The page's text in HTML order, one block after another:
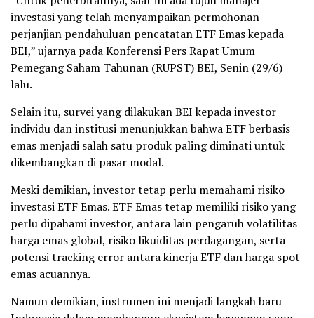
investasi yang telah menyampaikan permohonan
perjanjian pendahuluan pencatatan ETF Emas kepada
BEI,” ujarnya pada Konferensi Pers Rapat Umum
Pemegang Saham Tahunan (RUPST) BEI, Senin (29/6)
lalu.
Selain itu, survei yang dilakukan BEI kepada investor
individu dan institusi menunjukkan bahwa ETF berbasis
emas menjadi salah satu produk paling diminati untuk
dikembangkan di pasar modal.
Meski demikian, investor tetap perlu memahami risiko
investasi ETF Emas. ETF Emas tetap memiliki risiko yang
perlu dipahami investor, antara lain pengaruh volatilitas
harga emas global, risiko likuiditas perdagangan, serta
potensi tracking error antara kinerja ETF dan harga spot
emas acuannya.
Namun demikian, instrumen ini menjadi langkah baru